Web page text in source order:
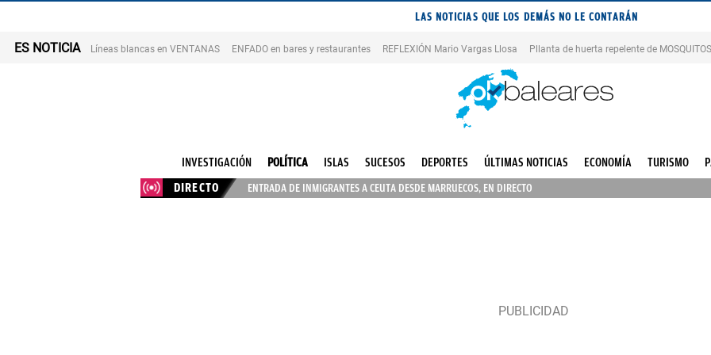
LAS NOTICIAS QUE LOS DEMÁS NO LE CONTARÁN
ES NOTICIA Líneas blancas en VENTANAS ENFADO en bares y restaurantes REFLEXIÓN Mario Vargas Llosa Pllanta de huerta repelente de MOSQUITOS
INVESTIGACIÓN POLÍTICA ISLAS SUCESOS DEPORTES ÚLTIMAS NOTICIAS ECONOMÍA TURISMO
DIRECTO
ENTRADA DE INMIGRANTES A CEUTA DESDE MARRUECOS, EN DIRECTO